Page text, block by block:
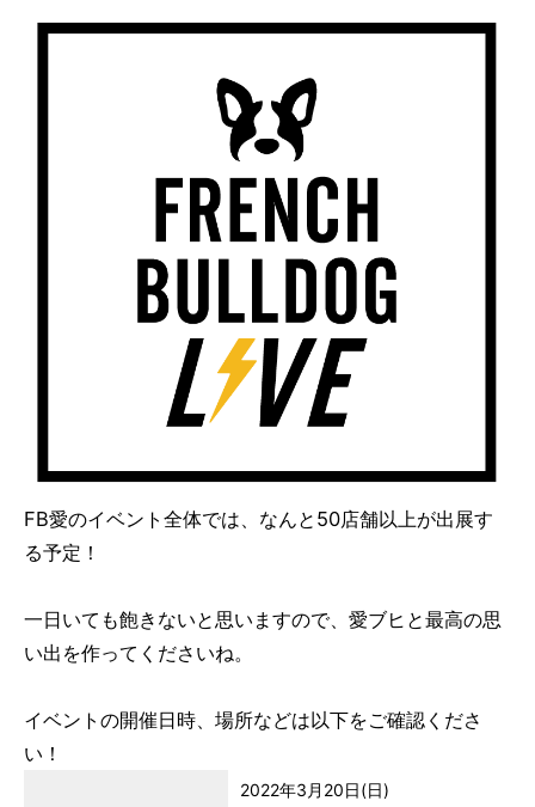
FB愛のイベント全体では、なんと50店舗以上が出展す
る予定！
一日いても飽きないと思いますので、愛ブヒと最高の思
い出を作ってくださいね。
イベントの開催日時、場所などは以下をご確認くださ
い！
2022年3月20日(日)